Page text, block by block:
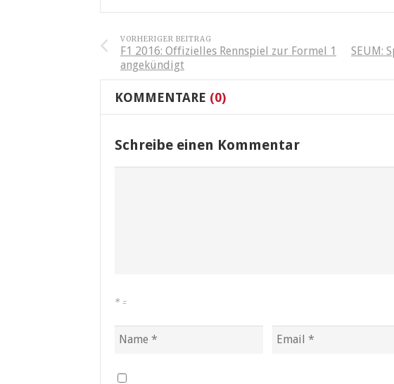
VORHERIGER BEITRAG
F1 2016: Offizielles Rennspiel zur Formel 1
angekündigt
SEUM:
KOMMENTARE (0)
Schreibe einen Kommentar
* =